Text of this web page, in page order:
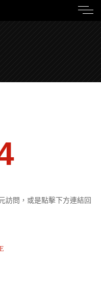
訪問，或是點擊下方連結回